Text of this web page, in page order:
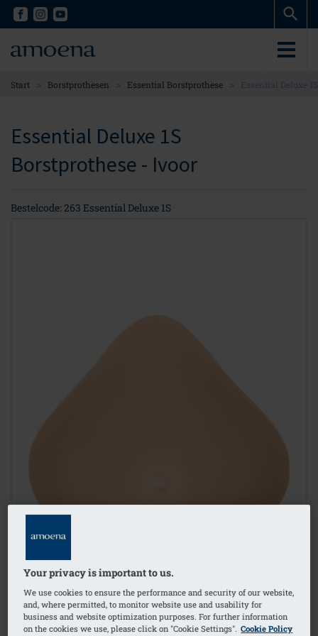
Skip
content
Skip
content
Start > Borstprothesen > Essential Borstprothese >
Essential Deluxe 1S
Borstprothese - Ivoor
Bestelcode: 263 Essential Deluxe 1S
Your privacy is important to us.
We use cookies to ensure the performance and security of our website,
and, where permitted, to monitor website use and usability for
business and website optimization purposes. For further information
on the cookies we use, please click on "Cookie Settings". Cookie Policy